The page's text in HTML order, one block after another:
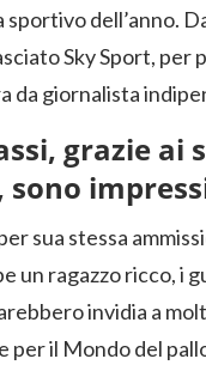
sportivo dell’anno.
Sky Sport, per
da giornalista
grazie ai
sono
sua stessa
un ragazzo ricco, i
invidia a
per il Mondo del